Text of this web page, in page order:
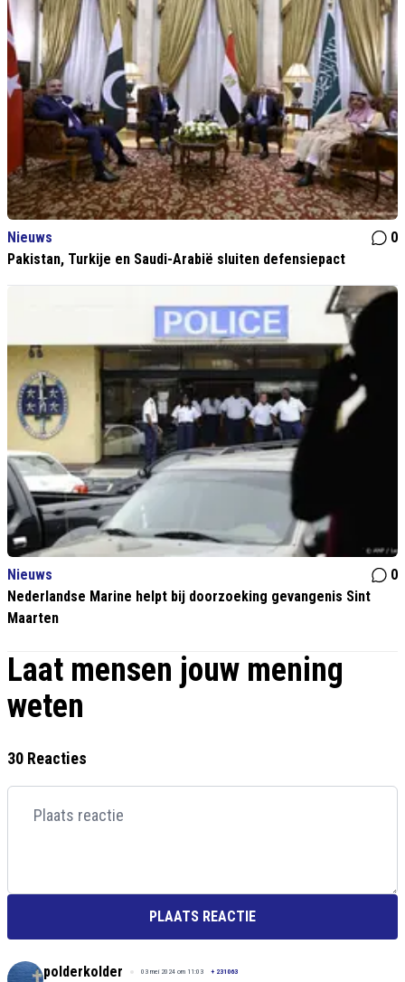
Nieuws
0
Pakistan, Turkije en Saudi-Arabië sluiten defensiepact
Nieuws
0
Nederlandse Marine helpt bij doorzoeking gevangenis Sint
Maarten
Laat mensen jouw mening
weten
30 Reacties
PLAATS REACTIE
polderkolder 03 mei 2024 om 11:03 + 231063